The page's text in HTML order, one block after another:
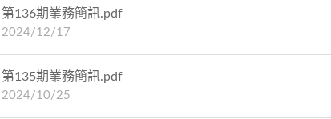
第136期業務簡訊.pdf
2024/12/17
第135期業務簡訊.pdf
2024/10/25